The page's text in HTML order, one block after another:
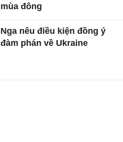
mùa đông
Nga nêu điều kiện đồng ý
đàm phán về Ukraine